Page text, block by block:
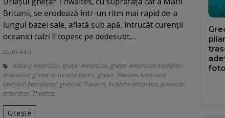
Britanii, se erodează într-un ritm mai rapid de-a
lungul bazei sale, aflată sub apă, întrucât curenții
oceanici calzi îl topesc pe dedesubt.…
acum 4 ani
aisberg Antarctica, ghețar Antarctica, ghețar Antarctica modificări
dramatice, ghețar Antarctica topire, ghețar Thwaites Antarctica,
Ghețarul Apocalipsei, ghețarul Thwaites, încălzire antarctica, provocări
antarctica, Thwaites
Citește